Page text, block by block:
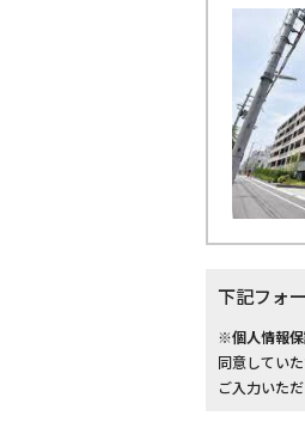
下記フォ
※個人情報保
同意してい
ご入力いた